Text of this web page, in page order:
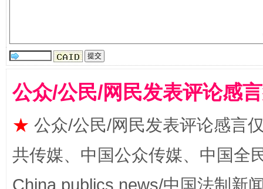
公众/公民/网民发表评论感
★ 公众/公民/网民发表评论感言
共传媒、中国公众传媒、中国全
China publics news/中国法制新